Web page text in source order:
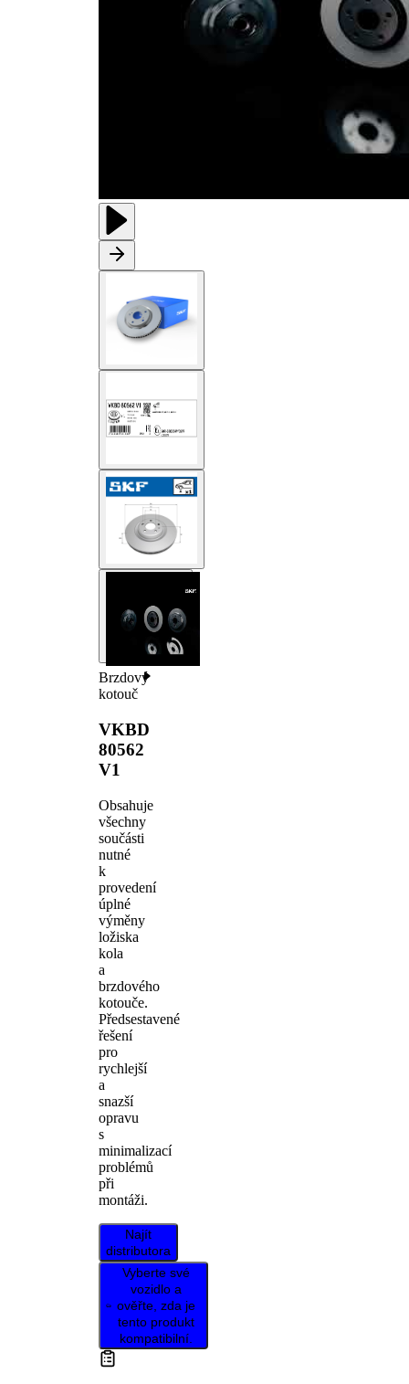
Brzdový
kotouč
VKBD
80562
V1
Obsahuje
všechny
součásti
nutné
k
provedení
úplné
výměny
ložiska
kola
a
brzdového
kotouče.
Předsestavené
řešení
pro
rychlejší
a
snazší
opravu
s
minimalizací
problémů
při
montáži.
Najít
distributora
Vyberte své
vozidlo a
ověřte, zda je
tento produkt
kompatibilní.